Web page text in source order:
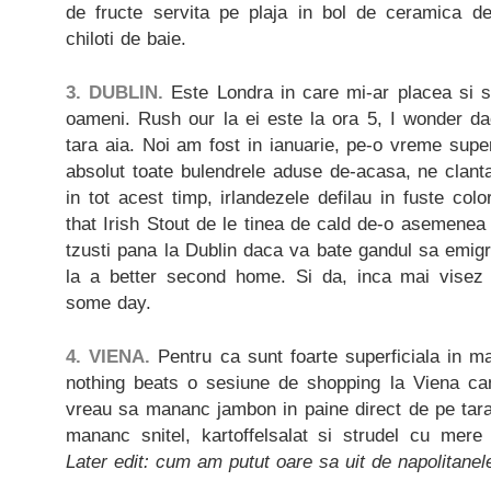
de fructe servita pe plaja in bol de ceramica
chiloti de baie.
3. DUBLIN. Este Londra in care mi-ar placea si
oameni. Rush our la ei este la ora 5, I wonder
tara aia. Noi am fost in ianuarie, pe-o vreme
absolut toate bulendrele aduse de-acasa, ne
in tot acest timp, irlandezele defilau in fuste
that Irish Stout de le tinea de cald de-o
tzusti pana la Dublin daca va bate gandul sa
la a better second home. Si da, inca mai
some day.
4. VIENA. Pentru ca sunt foarte superficiala in
nothing beats o sesiune de shopping la Viena
vreau sa mananc jambon in paine direct de pe
mananc snitel, kartoffelsalat si strudel cu
Later edit: cum am putut oare sa uit de